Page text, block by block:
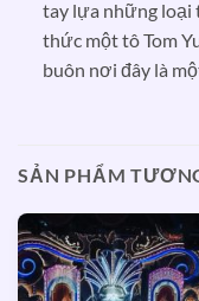
tay lựa những loại
thức một tô Tom
buôn nơi đây là
SẢN PHẨM